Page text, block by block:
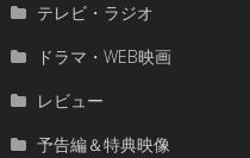
テレビ・ラジオ
ドラマ・WEB映画
レビュー
予告編＆特典映像